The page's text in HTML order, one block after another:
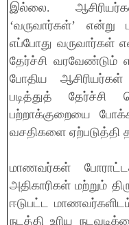
இல்லை.
‘வருவார்கள்’ என்று
எப்போது வருவார்கள்
தேர்ச்சி வரவேண்டும்
போதிய
படித்துத் தேர்ச்சி
பற்றாக்குறையை
வசதிகளை
மாணவர்கள்
அதிகாரிகள் மற்றும்
ஈடுபட்ட
நடத்தி உரிய